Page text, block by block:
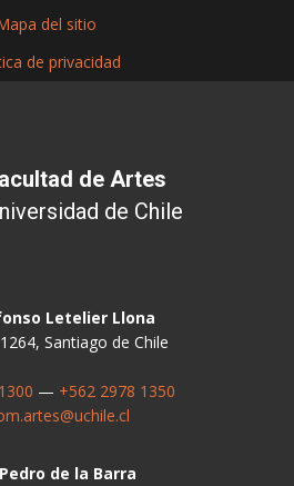
del sitio
de privacidad
de Artes
de Chile
Letelier Llona
Santiago de Chile
— +562 2978 1350
de la Barra